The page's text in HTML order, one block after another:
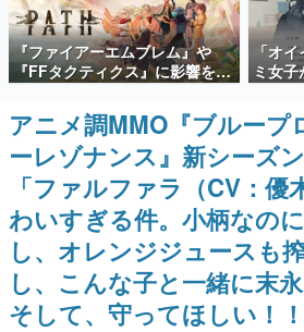
新世代に訊く
これからのデジタルゲーム市
の姿を追い、彼らのルーツと
ゲーム世代の作家たち
ゲームに多大な影響を受けた
日本のコンテンツ産業やカル
画です。
日本モバイルゲーム産業
日本のモバイルゲーム史におけ
ルを網羅するほか、開発者への
解説を掲載。約20年の歴史が
若ゲのいたり〜ゲームク
『うつヌケ』『ペンと箸』等で
式リ
ーン
『ファイアーエムブレム』や
『FFタクティクス』に影響を受
けた新作戦略RPG『Beaten
Path』2027年に発売へ。
PC（Steam）、PS5、Xbox、
Switch向けにリリース予定
「オ
ミ女
ゲーム
「お前
ー？＾
や、
青春を
アニメ調MMO『ブループ
ーレゾナンス』新シーズ
「ファルファラ（CV：
わいすぎる件。小柄なの
し、オレンジジュースも
し、こんな子と一緒に末
そして、守ってほしい！！